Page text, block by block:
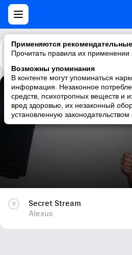
Применяются
Прочитать правила их
Возможны упоминания
В контенте могут упоминаться
информация. Незаконное
средств, психотропных веществ и
вред здоровью, их незаконный
установленную законодательством
Каталог Рекомендации
Secret Stream
Alexus
Secret Stream
Alexus